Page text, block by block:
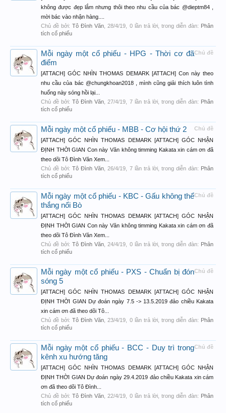
không được đẹp lắm nhưng thôi theo nhu cầu của bác @dieptm84 ,
mời bác vào nhận hàng....
Chủ đề bởi:Tô Đình Văn ,28/4/19 , 0 lần trả lời, trong diễn đàn: Phân
tích cổ phiếu
Chủ đề
Mỗi ngày một cổ phiếu - HPG - Thời cơ đã
điểm
[ATTACH] GÓC NHÌN THOMAS DEMARK [ATTACH] Con này theo
nhu cầu của bác @chungkhoan2018 , mình cũng giải thích luôn tình
huống này sóng hồi lại...
Chủ đề bởi:Tô Đình Văn ,27/4/19 , 7 lần trả lời, trong diễn đàn: Phân
tích cổ phiếu
Chủ đề
Mỗi ngày một cổ phiếu - MBB - Cơ hội thứ 2
[ATTACH] GÓC NHÌN THOMAS DEMARK [ATTACH] GÓC NHẬN
ĐỊNH THỜI GIAN Con này Văn không timming Kakata xin cám ơn đã
theo dõi Tô Đình Văn Xem...
Chủ đề bởi:Tô Đình Văn ,26/4/19 , 7 lần trả lời, trong diễn đàn: Phân
tích cổ phiếu
Chủ đề
Mỗi ngày một cổ phiếu - KBC - Gấu không thể
thắng nổi Bò
[ATTACH] GÓC NHÌN THOMAS DEMARK [ATTACH] GÓC NHẬN
ĐỊNH THỜI GIAN Con này Văn không timming Kakata xin cám ơn đã
theo dõi Tô Đình Văn Xem...
Chủ đề bởi:Tô Đình Văn ,24/4/19 , 0 lần trả lời, trong diễn đàn: Phân
tích cổ phiếu
Chủ đề
Mỗi ngày một cổ phiếu - PXS - Chuẩn bị đón
sóng 5
[ATTACH] GÓC NHÌN THOMAS DEMARK [ATTACH] GÓC NHẬN
ĐỊNH THỜI GIAN Dự đoán ngày 7.5 -> 13.5.2019 đảo chiều Kakata
xin cám ơn đã theo dõi Tô...
Chủ đề bởi:Tô Đình Văn ,23/4/19 , 0 lần trả lời, trong diễn đàn: Phân
tích cổ phiếu
Chủ đề
Mỗi ngày một cổ phiếu - BCC - Duy trì trong
kênh xu hướng tăng
[ATTACH] GÓC NHÌN THOMAS DEMARK [ATTACH] GÓC NHẬN
ĐỊNH THỜI GIAN Dự đoán ngày 29.4.2019 đảo chiều Kakata xin cám
ơn đã theo dõi Tô Đình...
Chủ đề bởi:Tô Đình Văn ,22/4/19 , 0 lần trả lời, trong diễn đàn: Phân
tích cổ phiếu